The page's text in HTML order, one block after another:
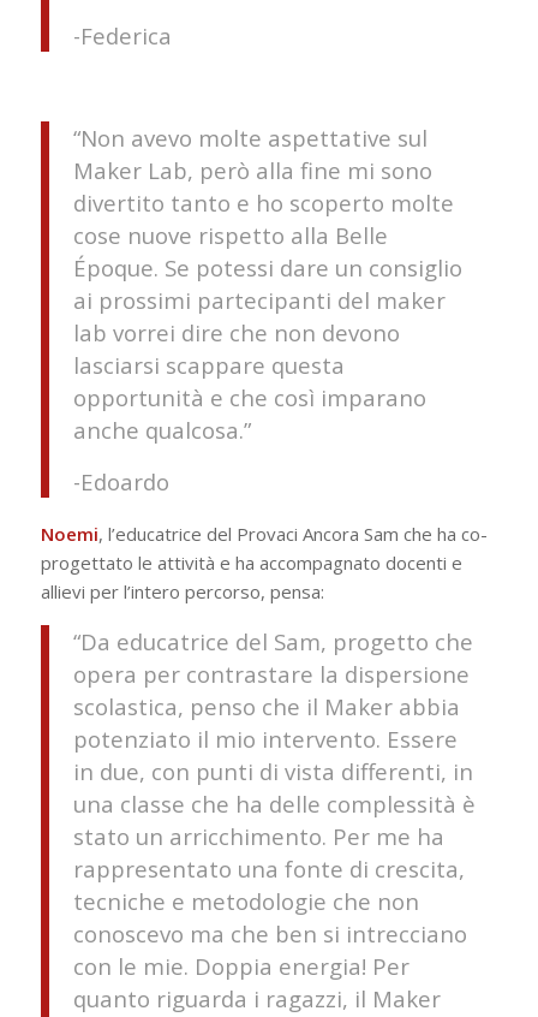
-Federica
“Non avevo molte aspettative sul
Maker Lab, però alla fine mi sono
divertito tanto e ho scoperto molte
cose nuove rispetto alla Belle
Époque. Se potessi dare un consiglio
ai prossimi partecipanti del maker
lab vorrei dire che non devono
lasciarsi scappare questa
opportunità e che così imparano
anche qualcosa.”
-Edoardo
Noemi, l’educatrice del Provaci Ancora Sam che ha co-
progettato le attività e ha accompagnato docenti e
allievi per l’intero percorso, pensa:
“Da educatrice del Sam, progetto che
opera per contrastare la dispersione
scolastica, penso che il Maker abbia
potenziato il mio intervento. Essere
in due, con punti di vista differenti, in
una classe che ha delle complessità è
stato un arricchimento. Per me ha
rappresentato una fonte di crescita,
tecniche e metodologie che non
conoscevo ma che ben si intrecciano
con le mie. Doppia energia! Per
quanto riguarda i ragazzi, il Maker